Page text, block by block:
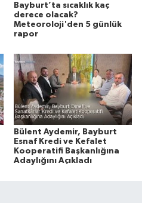
Bayburt’ta sıcaklık kaç
derece olacak?
Meteoroloji'den 5 günlük
rapor
Bülent Aydemir, Bayburt
Esnaf Kredi ve Kefalet
Kooperatifi Başkanlığına
Adaylığını Açıkladı